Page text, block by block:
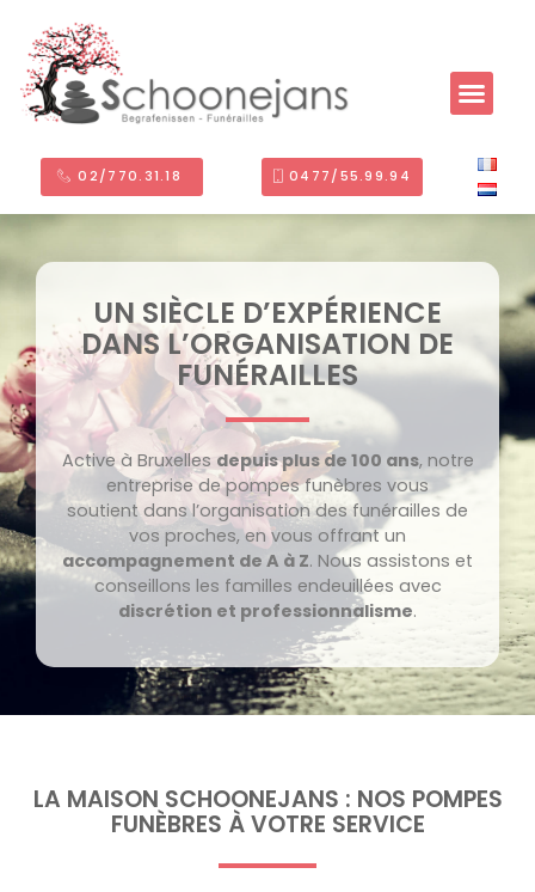
02/770.31.18 ​ 0477/55.99.94
UN SIÈCLE D’EXPÉRIENCE
DANS L’ORGANISATION DE
FUNÉRAILLES
Active à Bruxelles depuis plus de 100 ans, notre
entreprise de pompes funèbres vous
soutient dans l’organisation des funérailles de
vos proches, en vous offrant un
accompagnement de A à Z. Nous assistons et
conseillons les familles endeuillées avec
discrétion et professionnalisme.
LA MAISON SCHOONEJANS : NOS POMPES
FUNÈBRES À VOTRE SERVICE